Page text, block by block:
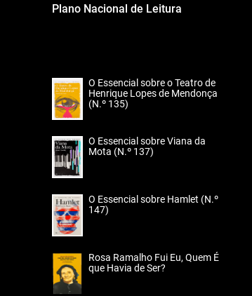
Plano Nacional de Leitura
O Essencial sobre o Teatro de
Henrique Lopes de Mendonça
(N.º 135)
O Essencial sobre Viana da
Mota (N.º 137)
O Essencial sobre Hamlet (N.º
147)
Rosa Ramalho Fui Eu, Quem É
que Havia de Ser?